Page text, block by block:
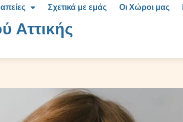
Σχετικά με εμάς Οι Χώροι μας
Αττικής